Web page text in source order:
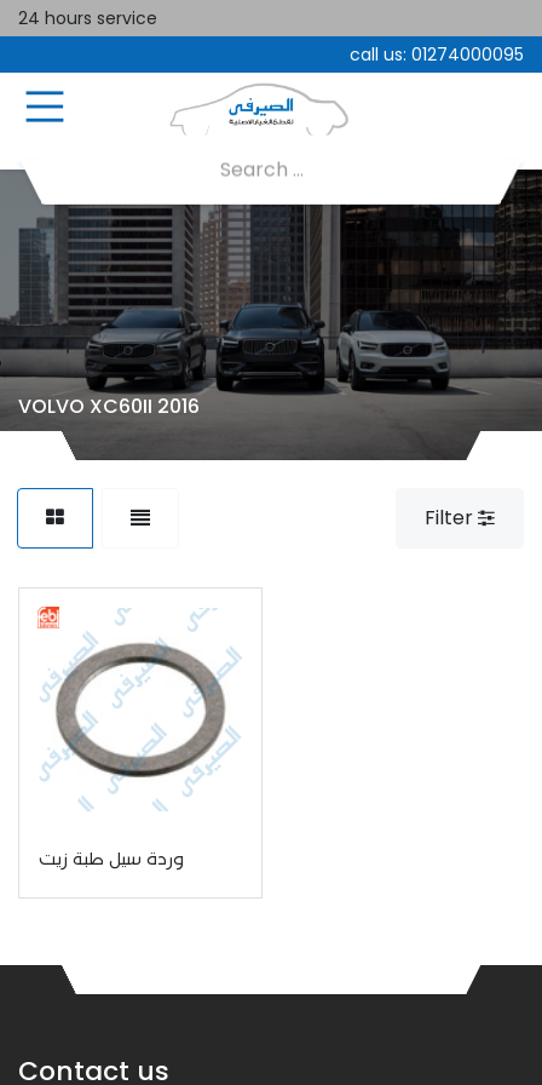
24 hours service
call us: 01274000095
VOLVO XC60II 2016
Filter
وردة سيل طبة زيت
Contact us